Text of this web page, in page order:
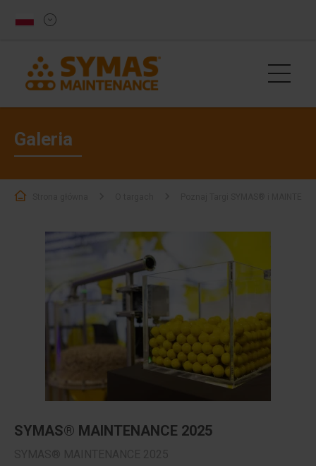
Galeria
SYMAS® MAINTENANCE 2025